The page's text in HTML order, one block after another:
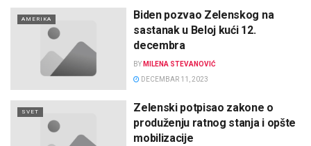
AMERIKA
Biden pozvao Zelenskog na
sastanak u Beloj kući 12.
decembra
BY MILENA STEVANOVIĆ
DECEMBAR 11, 2023
SVET
Zelenski potpisao zakone o
produženju ratnog stanja i opšte
mobilizacije